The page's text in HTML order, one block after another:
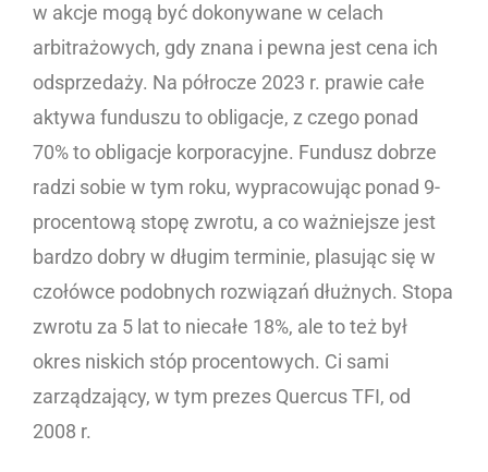
w akcje mogą być dokonywane w celach
arbitrażowych, gdy znana i pewna jest cena ich
odsprzedaży. Na półrocze 2023 r. prawie całe
aktywa funduszu to obligacje, z czego ponad
70% to obligacje korporacyjne. Fundusz dobrze
radzi sobie w tym roku, wypracowując ponad 9-
procentową stopę zwrotu, a co ważniejsze jest
bardzo dobry w długim terminie, plasując się w
czołówce podobnych rozwiązań dłużnych. Stopa
zwrotu za 5 lat to niecałe 18%, ale to też był
okres niskich stóp procentowych. Ci sami
zarządzający, w tym prezes Quercus TFI, od
2008 r.